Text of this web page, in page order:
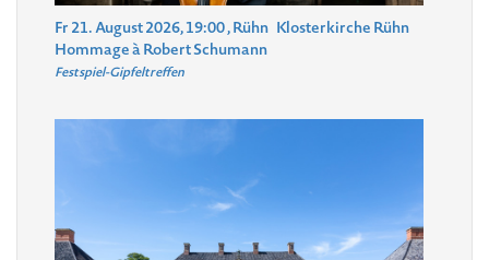
Fr 21. August 2026, 19:00, Rühn Klosterkirche Rühn
Hommage à Robert Schumann
Festspiel-Gipfeltreffen